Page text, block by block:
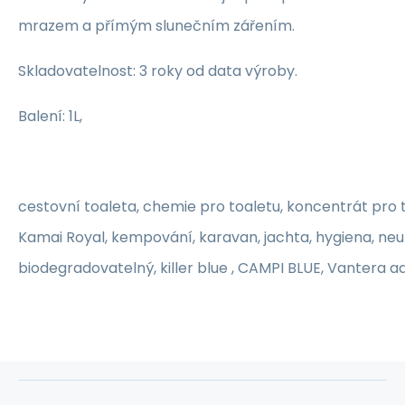
mrazem a přímým slunečním zářením.
Skladovatelnost: 3 roky od data výroby.
Balení: 1L,
cestovní toaleta, chemie pro toaletu, koncentrát pro
Kamai Royal, kempování, karavan, jachta, hygiena,
biodegradovatelný, killer blue , CAMPI BLUE, Vantera